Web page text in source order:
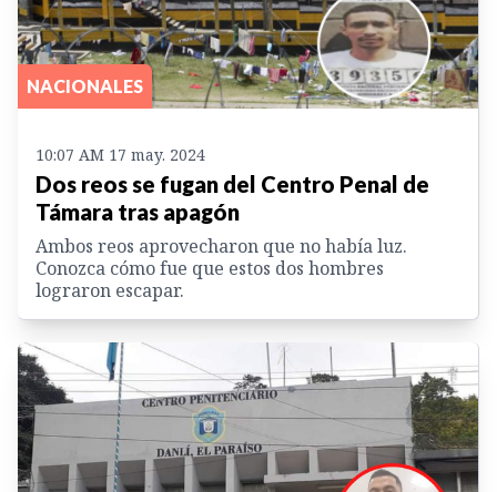
NACIONALES
10:07 AM 17 may. 2024
Dos reos se fugan del Centro Penal de
Támara tras apagón
Ambos reos aprovecharon que no había luz.
Conozca cómo fue que estos dos hombres
lograron escapar.